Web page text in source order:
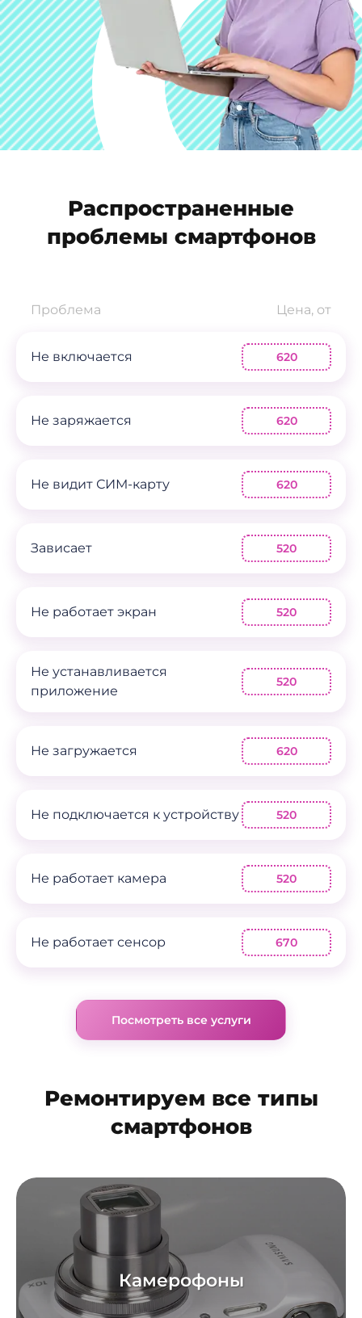
Распространенные
проблемы смартфонов
Проблема Цена, от
Не включается 620
Не заряжается 620
Не видит СИМ-карту 620
Зависает 520
Не работает экран 520
Не устанавливается
приложение
520
Не загружается 620
Не подключается к устройству 520
Не работает камера 520
Не работает сенсор 670
Посмотреть все услуги
Ремонтируем все типы
смартфонов
Камерофоны